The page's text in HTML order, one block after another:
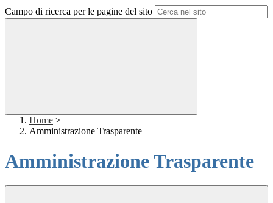
Campo di ricerca per le pagine del sito
Home >
Amministrazione Trasparente
Amministrazione Trasparente